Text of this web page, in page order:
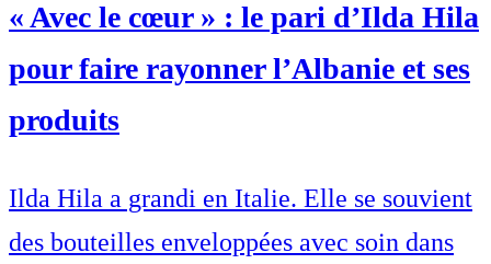
« Avec le cœur » : le pari d’Ilda Hila
pour faire rayonner l’Albanie et ses
produits
Ilda Hila a grandi en Italie. Elle se souvient
des bouteilles enveloppées avec soin dans